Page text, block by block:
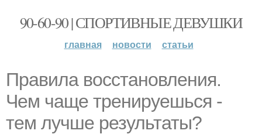
90-60-90 | СПОРТИВНЫЕ ДЕВУШКИ
главная новости статьи
Правила восстановления.
Чем чаще тренируешься -
тем лучше результаты?